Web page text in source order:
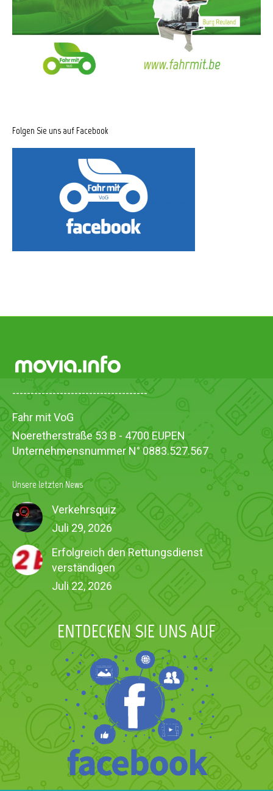
Folgen Sie uns auf Facebook
-------------------------------------
Fahr mit VoG
Noeretherstraße 53 B - 4700 EUPEN
Unternehmensnummer N° 0883.527.567
Unsere letzten News
Verkehrsquiz
Juli 29, 2026
Erfolgreich den Rettungsdienst
verständigen
Juli 22, 2026